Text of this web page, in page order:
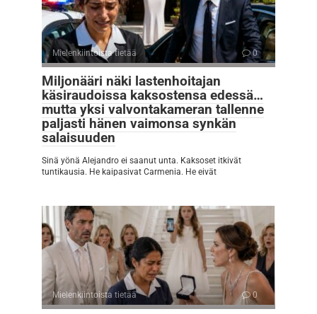
Mielenkiintoista tietää 0
Miljonääri näki lastenhoitajan
käsiraudoissa kaksostensa edessä…
mutta yksi valvontakameran tallenne
paljasti hänen vaimonsa synkän
salaisuuden
Sinä yönä Alejandro ei saanut unta. Kaksoset itkivät
tuntikausia. He kaipasivat Carmenia. He eivät
Mielenkiintoista tietää 0